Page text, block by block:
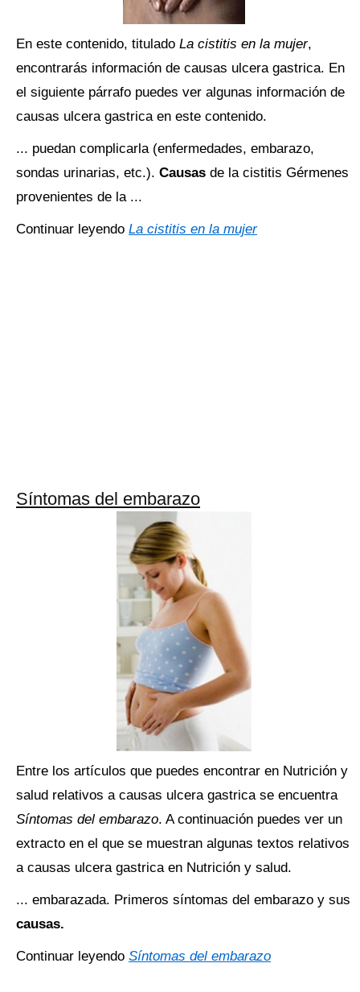
En este contenido, titulado La cistitis en la mujer,
encontrarás información de causas ulcera gastrica. En
el siguiente párrafo puedes ver algunas información de
causas ulcera gastrica en este contenido.
... puedan complicarla (enfermedades, embarazo,
sondas urinarias, etc.). Causas de la cistitis Gérmenes
provenientes de la ...
Continuar leyendo La cistitis en la mujer
Síntomas del embarazo
Entre los artículos que puedes encontrar en Nutrición y
salud relativos a causas ulcera gastrica se encuentra
Síntomas del embarazo. A continuación puedes ver un
extracto en el que se muestran algunas textos relativos
a causas ulcera gastrica en Nutrición y salud.
... embarazada. Primeros síntomas del embarazo y sus
causas.
Continuar leyendo Síntomas del embarazo